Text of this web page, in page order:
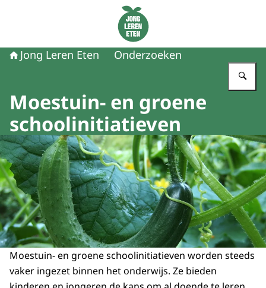
Naar de homepage van Jong Leren Eten
Jong Leren Eten Onderzoeken
Moestuin- en groene
schoolinitiatieven
Moestuin- en groene schoolinitiatieven worden steeds
vaker ingezet binnen het onderwijs. Ze bieden